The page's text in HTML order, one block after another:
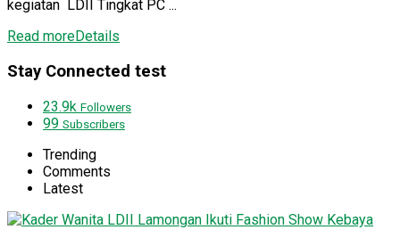
kegiatan LDII Tingkat PC ...
Read moreDetails
Stay Connected test
23.9k Followers
99 Subscribers
Trending
Comments
Latest